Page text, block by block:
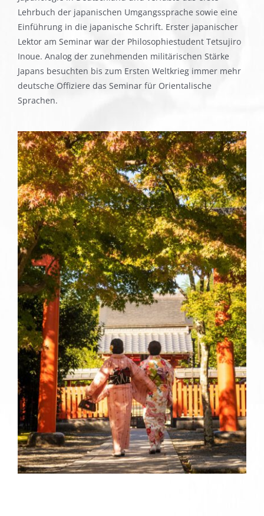
Lehrbuch der japanischen Umgangssprache sowie eine
Einführung in die japanische Schrift. Erster japanischer
Lektor am Seminar war der Philosophiestudent Tetsujiro
Inoue. Analog der zunehmenden militärischen Stärke
Japans besuchten bis zum Ersten Weltkrieg immer mehr
deutsche Offiziere das Seminar für Orientalische
Sprachen.